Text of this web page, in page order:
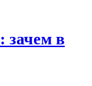
зачем в